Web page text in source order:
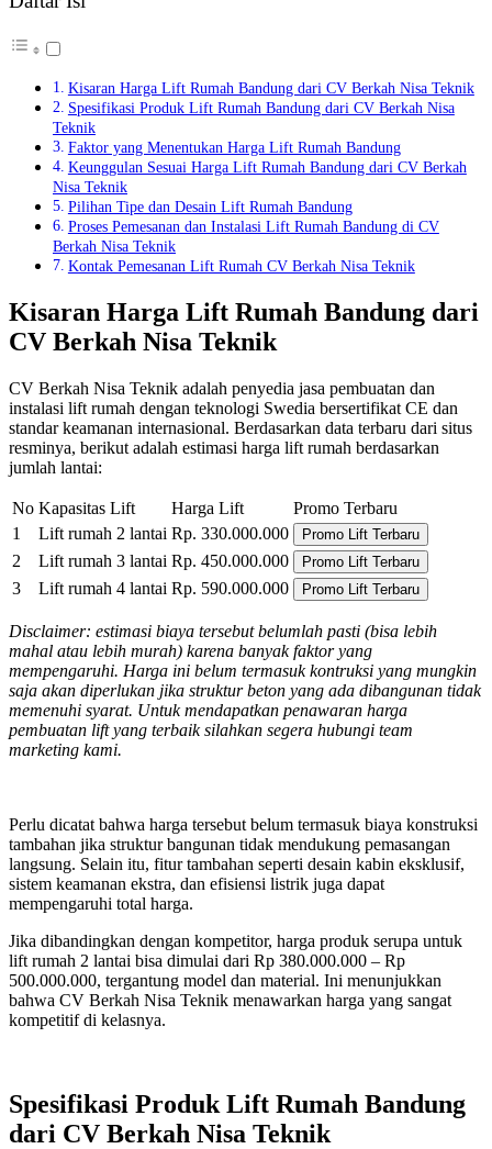
Kisaran Harga Lift Rumah Bandung dari CV Berkah Nisa Teknik
Spesifikasi Produk Lift Rumah Bandung dari CV Berkah Nisa
Teknik
Faktor yang Menentukan Harga Lift Rumah Bandung
Keunggulan Sesuai Harga Lift Rumah Bandung dari CV Berkah
Nisa Teknik
Pilihan Tipe dan Desain Lift Rumah Bandung
Proses Pemesanan dan Instalasi Lift Rumah Bandung di CV
Berkah Nisa Teknik
Kontak Pemesanan Lift Rumah CV Berkah Nisa Teknik
Kisaran Harga Lift Rumah Bandung dari
CV Berkah Nisa Teknik
CV Berkah Nisa Teknik adalah penyedia jasa pembuatan dan
instalasi lift rumah dengan teknologi Swedia bersertifikat CE dan
standar keamanan internasional. Berdasarkan data terbaru dari situs
resminya, berikut adalah estimasi harga lift rumah berdasarkan
jumlah lantai:
No Kapasitas Lift Harga Lift
Promo Terbaru
1
Lift rumah 2 lantai Rp. 330.000.000 Promo Lift Terbaru
2 Lift rumah 3 lantai Rp. 450.000.000 Promo Lift Terbaru
3 Lift rumah 4 lantai Rp. 590.000.000 Promo Lift Terbaru
Disclaimer: estimasi biaya tersebut belumlah pasti (bisa lebih
mahal atau lebih murah) karena banyak faktor yang
mempengaruhi. Harga ini belum termasuk kontruksi yang mungkin
saja akan diperlukan jika struktur beton yang ada dibangunan tidak
memenuhi syarat. Untuk mendapatkan penawaran harga
pembuatan lift yang terbaik silahkan segera hubungi team
marketing kami.
Perlu dicatat bahwa harga tersebut belum termasuk biaya konstruksi
tambahan jika struktur bangunan tidak mendukung pemasangan
langsung. Selain itu, fitur tambahan seperti desain kabin eksklusif,
sistem keamanan ekstra, dan efisiensi listrik juga dapat
mempengaruhi total harga.
Jika dibandingkan dengan kompetitor, harga produk serupa untuk
lift rumah 2 lantai bisa dimulai dari Rp 380.000.000 – Rp
500.000.000, tergantung model dan material. Ini menunjukkan
bahwa CV Berkah Nisa Teknik menawarkan harga yang sangat
kompetitif di kelasnya.
Spesifikasi Produk Lift Rumah Bandung
dari CV Berkah Nisa Teknik